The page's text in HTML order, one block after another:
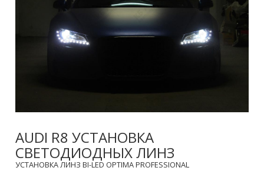
AUDI R8 УСТАНОВКА
СВЕТОДИОДНЫХ ЛИНЗ
УСТАНОВКА ЛИНЗ BI-LED OPTIMA PROFESSIONAL